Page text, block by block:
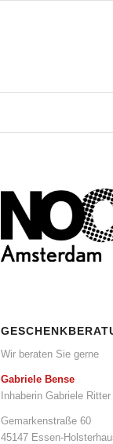
Wir beraten Sie gerne
Gabriele Bense
Inhaberin Gabriele Ritter
Gemarkenstraße 60
45147 Essen-